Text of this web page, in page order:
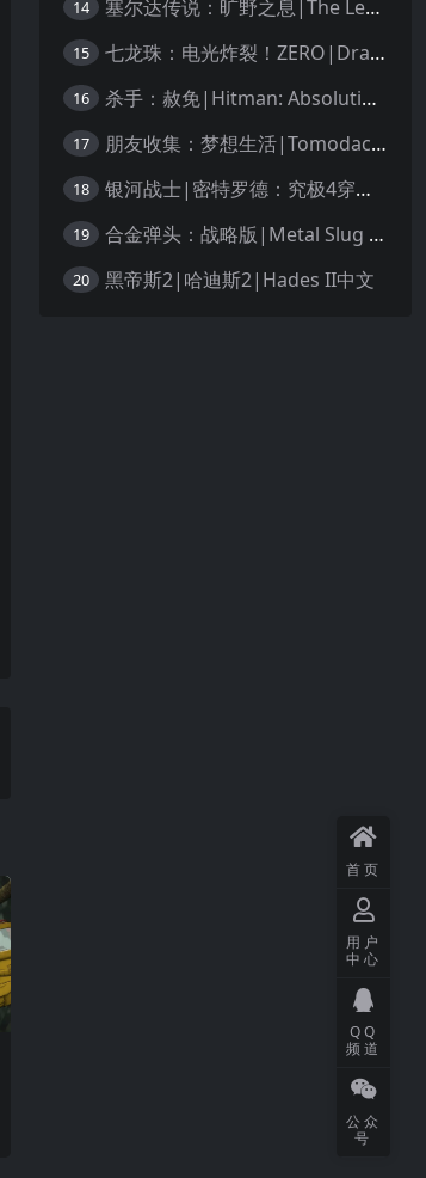
14 塞尔达传说：旷野之息|The Legend of Zelda: Breath of the Wild中文
15 七龙珠：电光炸裂！ZERO|Dragon Ball: Sparking! Zero中文
16 杀手：赦免|Hitman: Absolution汉化
17 朋友收集：梦想生活|Tomodachi Life: Living the Dream中文
18 银河战士|密特罗德：究极4穿越未知|Metroid Prime 4: Beyond中文
19 合金弹头：战略版|Metal Slug Tactics中文
20 黑帝斯2|哈迪斯2|Hades II中文
首页
用户
中心
QQ
频道
公众
号